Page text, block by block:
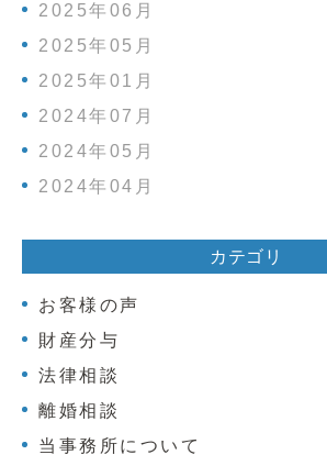
2025年06月
2025年05月
2025年01月
2024年07月
2024年05月
2024年04月
カテゴリ
お客様の声
財産分与
法律相談
離婚相談
当事務所について